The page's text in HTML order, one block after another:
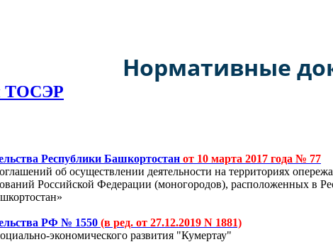
Нормативные
ТОСЭР
Республики Башкортостан от 10 марта 2017 года № 77
об осуществлении деятельности на территориях
Российской Федерации (моногородов), расположенных в
РФ № 1550 (в ред. от 27.12.2019 N 1881)
экономического развития "Кумертау"